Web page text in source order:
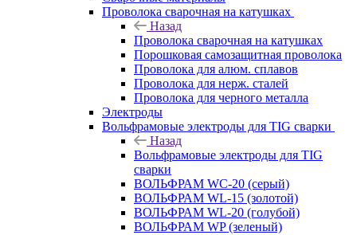
Проволока сварочная на катушках
Назад
Проволока сварочная на катушках
Порошковая самозащитная проволока
Проволока для алюм. сплавов
Проволока для нерж. сталей
Проволока для черного металла
Электроды
Вольфрамовые электроды для TIG сварки
Назад
Вольфрамовые электроды для TIG
сварки
ВОЛЬФРАМ WC-20 (серый)
ВОЛЬФРАМ WL-15 (золотой)
ВОЛЬФРАМ WL-20 (голубой)
ВОЛЬФРАМ WP (зеленый)